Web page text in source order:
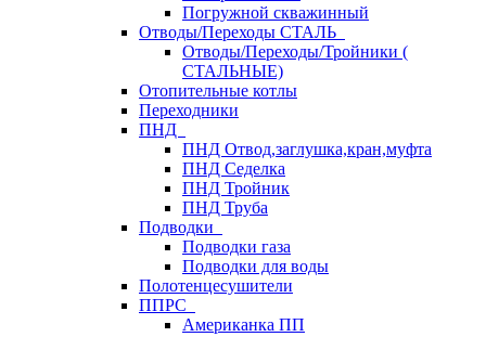
Погружной скважинный
Отводы/Переходы СТАЛЬ
Отводы/Переходы/Тройники (
СТАЛЬНЫЕ)
Отопительные котлы
Переходники
ПНД
ПНД Отвод,заглушка,кран,муфта
ПНД Седелка
ПНД Тройник
ПНД Труба
Подводки
Подводки газа
Подводки для воды
Полотенцесушители
ППРС
Американка ПП